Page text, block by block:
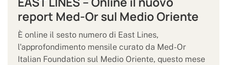
report Med-Or sul Medio Oriente
È online il sesto numero di East Lines,
l'approfondimento mensile curato da Med-Or
Italian Foundation sul Medio Oriente, questo mese